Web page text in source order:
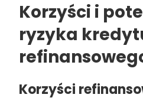
Korzyści i
ryzyka
Korzyści